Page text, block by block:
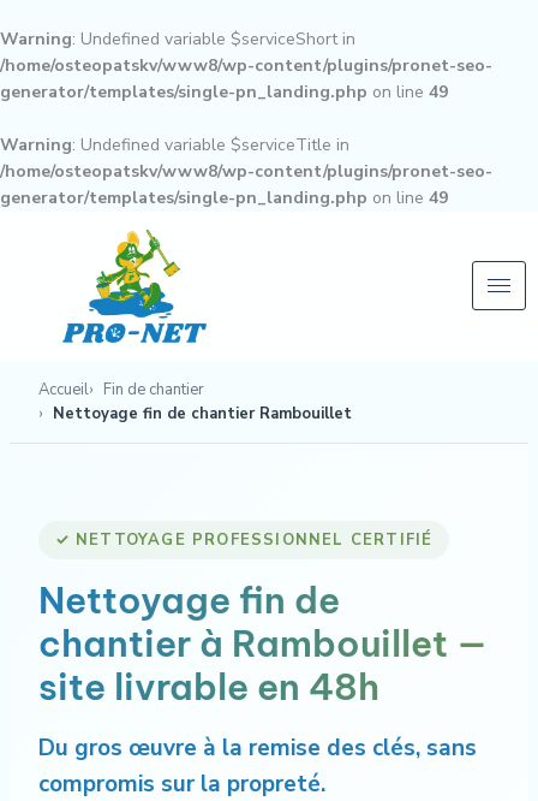
Warning: Undefined variable $serviceShort in
/home/osteopatskv/www8/wp-content/plugins/pronet-seo-
generator/templates/single-pn_landing.php on line 49
Warning: Undefined variable $serviceTitle in
/home/osteopatskv/www8/wp-content/plugins/pronet-seo-
generator/templates/single-pn_landing.php on line 49
au
contenu
Accueil
Fin de chantier
Nettoyage fin de chantier Rambouillet
✓ NETTOYAGE PROFESSIONNEL CERTIFIÉ
Nettoyage fin de
chantier à Rambouillet —
site livrable en 48h
Du gros œuvre à la remise des clés, sans
compromis sur la propreté.